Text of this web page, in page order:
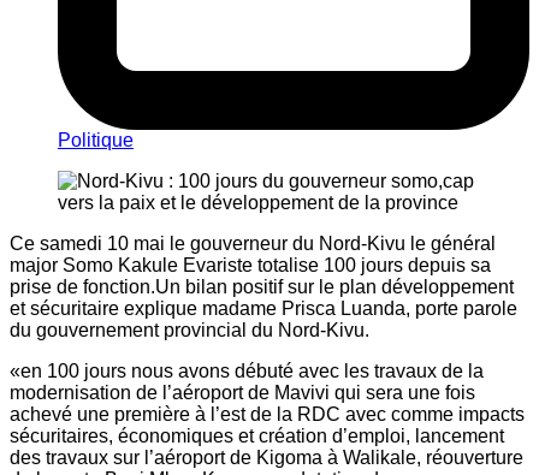
Politique
Ce samedi 10 mai le gouverneur du Nord-Kivu le général
major Somo Kakule Evariste totalise 100 jours depuis sa
prise de fonction.Un bilan positif sur le plan développement
et sécuritaire explique madame Prisca Luanda, porte parole
du gouvernement provincial du Nord-Kivu.
«en 100 jours nous avons débuté avec les travaux de la
modernisation de l’aéroport de Mavivi qui sera une fois
achevé une première à l’est de la RDC avec comme impacts
sécuritaires, économiques et création d’emploi, lancement
des travaux sur l’aéroport de Kigoma à Walikale, réouverture